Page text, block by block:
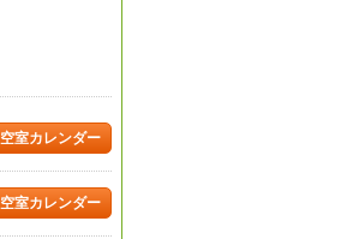
空室カレンダー
空室カレンダー